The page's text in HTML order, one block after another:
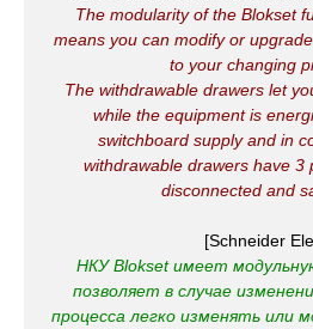
The modularity of the Blokset
means you can modify or
to your changing
The withdrawable drawers let
while the equipment is
switchboard supply and in
withdrawable drawers have 3
disconnected and
[Schneider
НКУ Blokset имеет
позволяет в случае
процесса легко изменять или